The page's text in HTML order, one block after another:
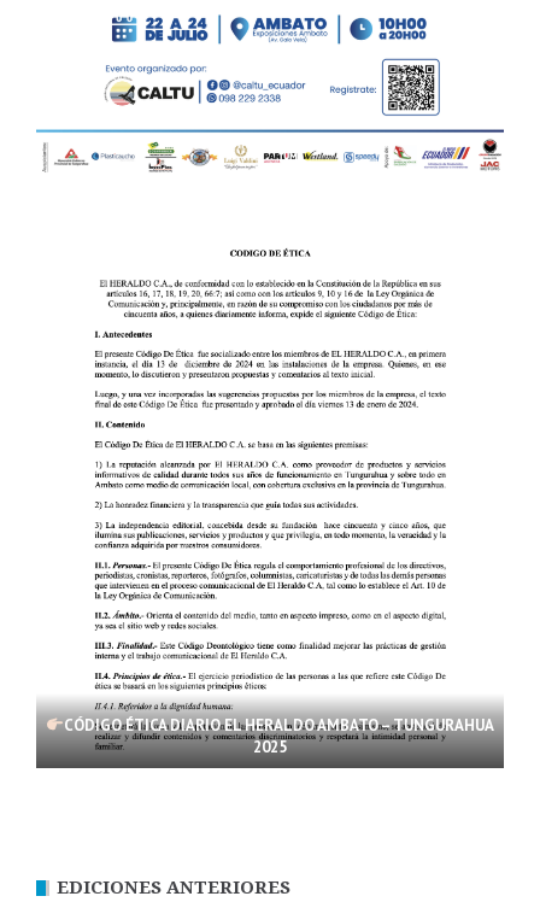
CÓDIGO ÉTICA DIARIO EL HERALDO AMBATO – TUNGURAHUA
2025
EDICIONES ANTERIORES